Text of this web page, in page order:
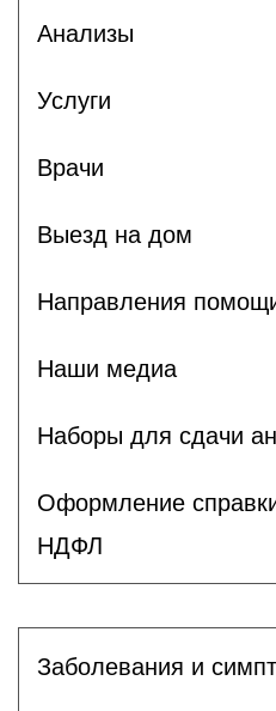
Анализы
Услуги
Врачи
Выезд на дом
Направления
Наши медиа
Наборы для сдачи
Оформление
НДФЛ
Заболевания и